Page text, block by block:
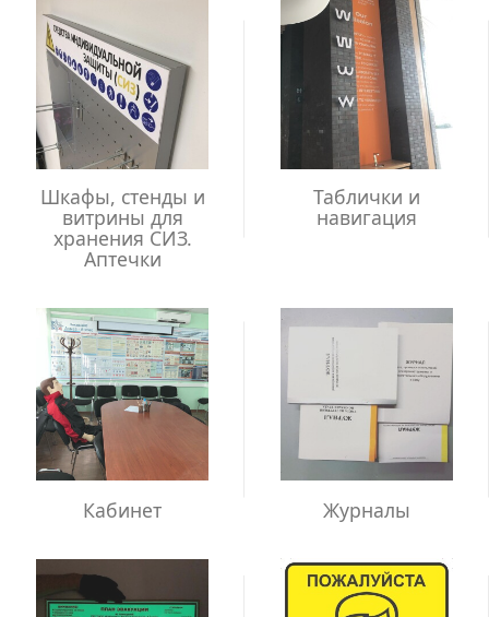
Шкафы, стенды и
витрины для
хранения СИЗ.
Аптечки
Таблички и
навигация
Кабинет Журналы